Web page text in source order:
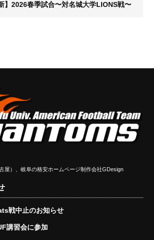
】2026春季試合〜対名城大学LIONS戦〜
屋）、岐阜の格安ホームページ制作会社GDesign
戦中止のお知らせ
講習会に参加